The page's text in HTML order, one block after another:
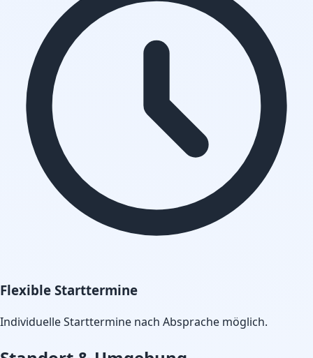
Flexible Starttermine
Individuelle Starttermine nach Absprache möglich.